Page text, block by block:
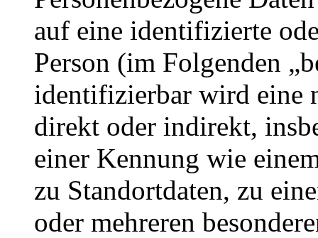
auf eine identifizierte
Person (im Folgenden
identifizierbar wird eine
direkt oder indirekt,
einer Kennung wie
zu Standortdaten, zu
oder mehreren